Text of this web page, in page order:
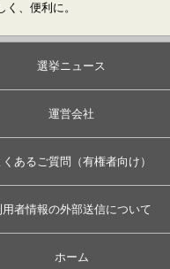
、便利に。
選挙ニュース
運営会社
くあるご質問（有権者向け）
用者情報の外部送信について
ホーム